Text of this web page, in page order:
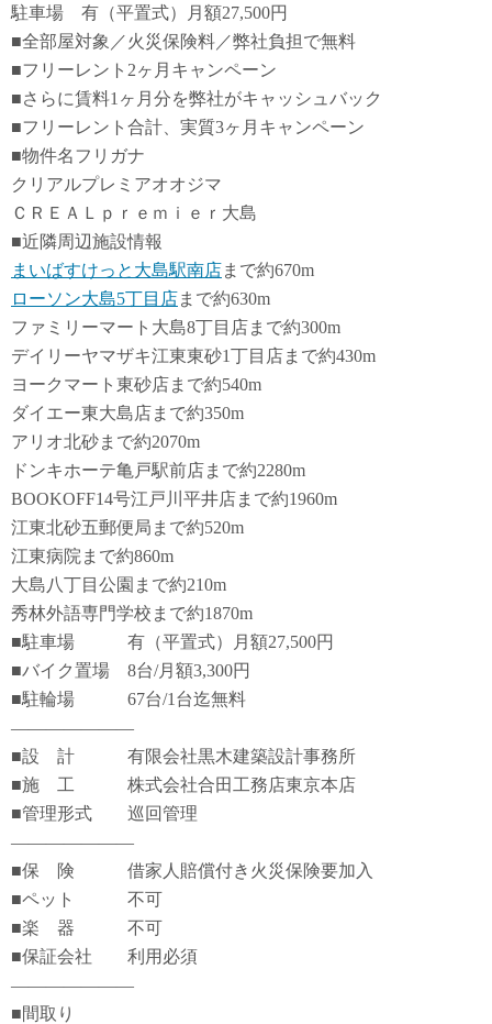
駐車場 有（平置式）月額27,500円
■全部屋対象／火災保険料／弊社負担で無料
■フリーレント2ヶ月キャンペーン
■さらに賃料1ヶ月分を弊社がキャッシュバック
■フリーレント合計、実質3ヶ月キャンペーン
■物件名フリガナ
クリアルプレミアオオジマ
ＣＲＥＡＬｐｒｅｍｉｅｒ大島
■近隣周辺施設情報
まいばすけっと大島駅南店まで約670m
ローソン大島5丁目店まで約630m
ファミリーマート大島8丁目店まで約300m
デイリーヤマザキ江東東砂1丁目店まで約430m
ヨークマート東砂店まで約540m
ダイエー東大島店まで約350m
アリオ北砂まで約2070m
ドンキホーテ亀戸駅前店まで約2280m
BOOKOFF14号江戸川平井店まで約1960m
江東北砂五郵便局まで約520m
江東病院まで約860m
大島八丁目公園まで約210m
秀林外語専門学校まで約1870m
■駐車場 有（平置式）月額27,500円
■バイク置場 8台/月額3,300円
■駐輪場 67台/1台迄無料
―――――――
■設 計 有限会社黒木建築設計事務所
■施 工 株式会社合田工務店東京本店
■管理形式 巡回管理
―――――――
■保 険 借家人賠償付き火災保険要加入
■ペット 不可
■楽 器 不可
■保証会社 利用必須
―――――――
■間取り